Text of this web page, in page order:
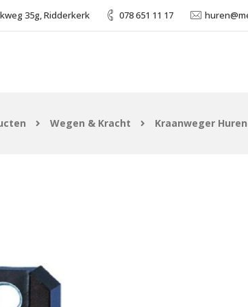
35g, Ridderkerk 078 651 11 17
Wegen & Kracht Kraanweger Huren